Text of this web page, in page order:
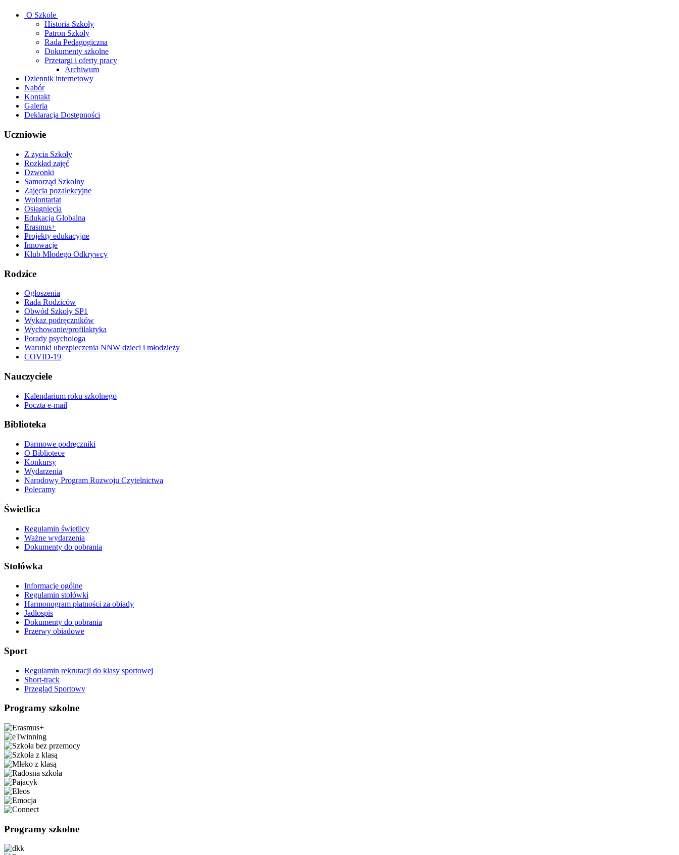
O Szkole
Historia Szkoły
Patron Szkoły
Rada Pedagogiczna
Dokumenty szkolne
Przetargi i oferty pracy
Archiwum
Dziennik internetowy
Nabór
Kontakt
Galeria
Deklaracja Dostępności
Uczniowie
Z życia Szkoły
Rozkład zajęć
Dzwonki
Samorząd Szkolny
Zajęcia pozalekcyjne
Wolontariat
Osiągnięcia
Edukacja Globalna
Erasmus+
Projekty edukacyjne
Innowacje
Klub Młodego Odkrywcy
Rodzice
Ogłoszenia
Rada Rodziców
Obwód Szkoły SP1
Wykaz podręczników
Wychowanie/profilaktyka
Porady psychologa
Warunki ubezpieczenia NNW dzieci i młodzieży
COVID-19
Nauczyciele
Kalendarium roku szkolnego
Poczta e-mail
Biblioteka
Darmowe podręczniki
O Bibliotece
Konkursy
Wydarzenia
Narodowy Program Rozwoju Czytelnictwa
Polecamy
Świetlica
Regulamin świetlicy
Ważne wydarzenia
Dokumenty do pobrania
Stołówka
Informacje ogólne
Regulamin stołówki
Harmonogram płatności za obiady
Jadłospis
Dokumenty do pobrania
Przerwy obiadowe
Sport
Regulamin rekrutacji do klasy sportowej
Short-track
Przegląd Sportowy
Programy szkolne
Programy szkolne